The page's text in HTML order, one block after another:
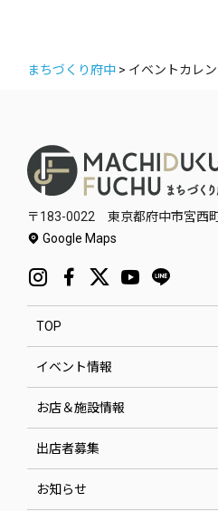
まちづくり府中 > イベントカレ
〒183-0022 東京都府中市宮西
Google Maps
TOP
イベント情報
お店＆施設情報
出店者募集
お知らせ